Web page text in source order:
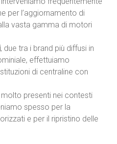
per l’aggiornamento di
vasta gamma di motori
, due tra i brand più diffusi in
effettuiamo
di centraline con
molto presenti nei contesti
spesso per la
e per il ripristino delle